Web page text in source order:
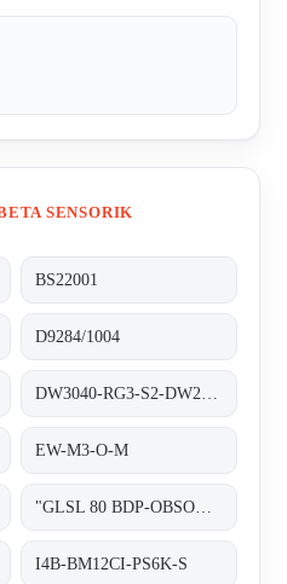
SENSORIK
BS22001
D9284/1004
EW-M3-O-M
I4B-BM12CI-PS6K-S